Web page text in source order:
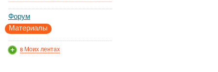
Форум
Материалы
в Моих лентах